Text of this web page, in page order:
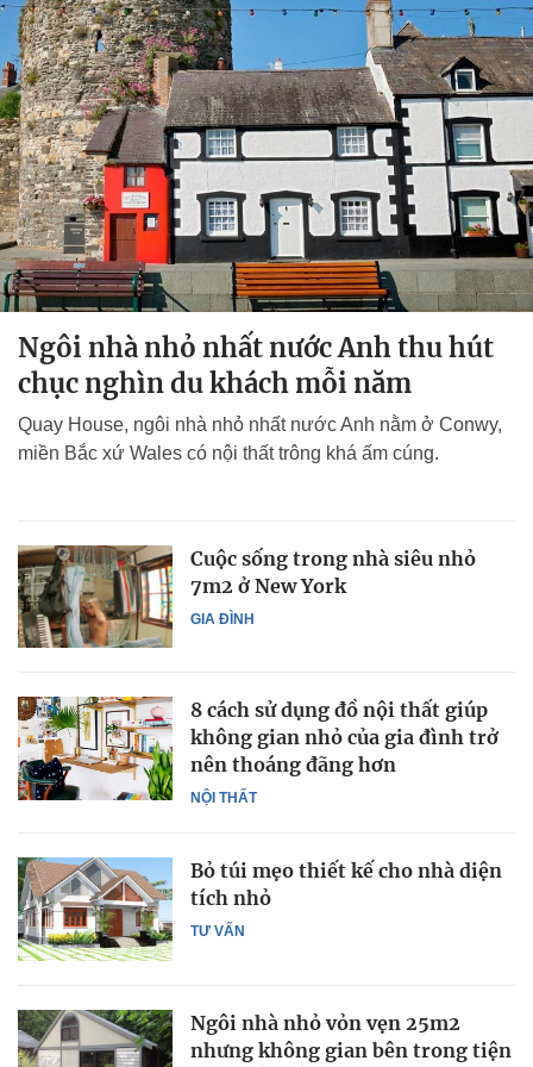
Ngôi nhà nhỏ nhất nước Anh thu hút
chục nghìn du khách mỗi năm
Quay House, ngôi nhà nhỏ nhất nước Anh nằm ở Conwy,
miền Bắc xứ Wales có nội thất trông khá ấm cúng.
GIA ĐÌNH
Cuộc sống trong nhà siêu nhỏ
7m2 ở New York
NỘI THẤT
8 cách sử dụng đồ nội thất giúp
không gian nhỏ của gia đình trở
nên thoáng đãng hơn
TƯ VẤN
Bỏ túi mẹo thiết kế cho nhà diện
tích nhỏ
Ngôi nhà nhỏ vỏn vẹn 25m2
nhưng không gian bên trong tiện